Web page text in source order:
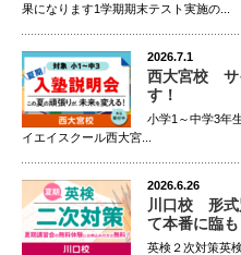
果になります1学期期末テスト実施の...
2026.7.1
西大宮校 サ
す！
小学1～中学3年
イエイスクール西大宮...
2026.6.26
川口校 形式
て本番に臨も
英検２次対策英